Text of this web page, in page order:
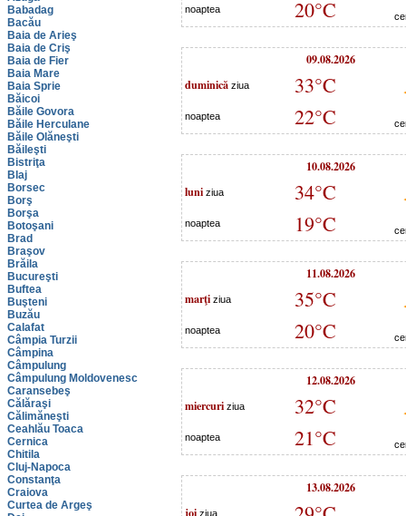
Babadag
Bacău
Baia de Arieş
Baia de Criş
Baia de Fier
Baia Mare
Baia Sprie
Băicoi
Băile Govora
Băile Herculane
Băile Olăneşti
Băileşti
Bistriţa
Blaj
Borsec
Borş
Borşa
Botoşani
Brad
Braşov
Brăila
Bucureşti
Buftea
Buşteni
Buzău
Calafat
Câmpia Turzii
Câmpina
Câmpulung
Câmpulung Moldovenesc
Caransebeş
Călăraşi
Călimăneşti
Ceahlău Toaca
Cernica
Chitila
Cluj-Napoca
Constanţa
Craiova
Curtea de Argeş
noaptea 20°C
09.08.2026
duminică ziua 33°C
noaptea 22°C
10.08.2026
luni ziua 34°C
noaptea 19°C
11.08.2026
marţi ziua 35°C
noaptea 20°C
12.08.2026
miercuri ziua 32°C
noaptea 21°C
13.08.2026
joi ziua